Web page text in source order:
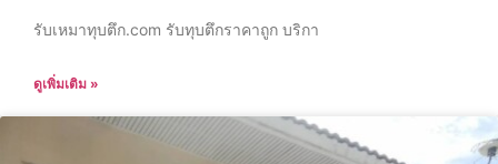
รับเหมาทุบตึก.com รับทุบตึกราคาถูก บริกา
ดูเพิ่มเติม »